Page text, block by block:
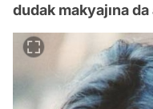
dudak makyajına